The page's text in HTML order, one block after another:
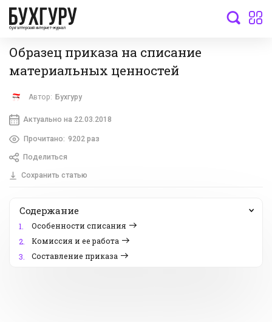
бухгалтерский интернет-журнал
Образец приказа на списание
материальных ценностей
Автор: Бухгуру
Актуально на 22.03.2018
Прочитано: 9202 раз
Поделиться
Сохранить статью
Содержание
1.
Особенности списания
2.
Комиссия и ее работа
3.
Составление приказа